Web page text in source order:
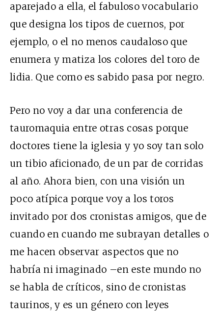
aparejado a ella, el fabuloso vocabulario
que designa los tipos de cuernos, por
ejemplo, o el no menos caudaloso que
enumera y matiza los colores del toro de
lidia. Que como es sabido pasa por negro.
Pero no voy a dar una conferencia de
tauromaquia entre otras cosas porque
doctores tiene la iglesia y yo soy tan solo
un tibio aficionado, de un par de corridas
al año. Ahora bien, con una visión un
poco atípica porque voy a los toros
invitado por dos cronistas amigos, que de
cuando en cuando me subrayan detalles o
me hacen observar aspectos que no
habría ni imaginado –en este mundo no
se habla de críticos, sino de cronistas
taurinos, y es un género con leyes